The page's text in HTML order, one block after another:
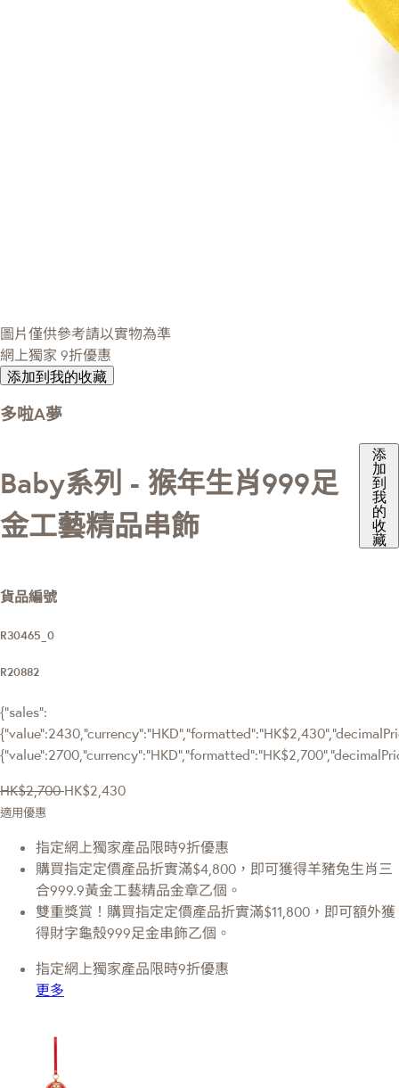
圖片僅供參考請以實物為準
網上獨家 9折優惠
添加到我的收藏
多啦A夢
Baby系列 - 猴年生肖999足
金工藝精品串飾
添
加
到
我
的
收
藏
貨品編號
R30465_0
R20882
{"sales":
HK$2,700 HK$2,430
適用優惠
指定網上獨家產品限時9折優惠
購買指定定價產品折實滿$4,800，即可獲得羊豬兔生肖三
合999.9黃金工藝精品金章乙個。
雙重獎賞！購買指定定價產品折實滿$11,800，即可額外獲
得財字龜殼999足金串飾乙個。
指定網上獨家產品限時9折優惠
更多